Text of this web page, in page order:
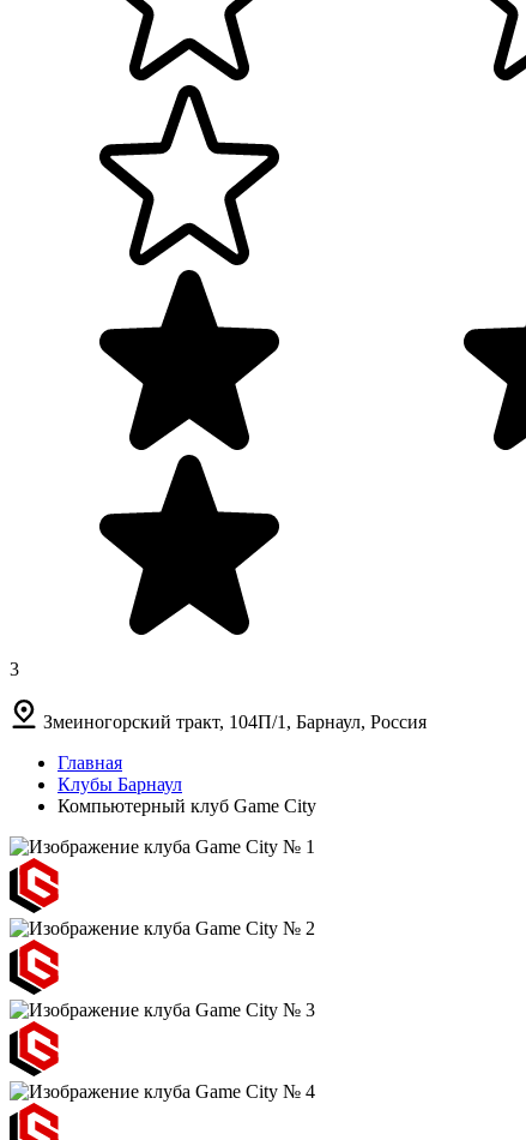
3
Змеиногорский тракт, 104П/1, Барнаул, Россия
Главная
Клубы Барнаул
Компьютерный клуб Game City